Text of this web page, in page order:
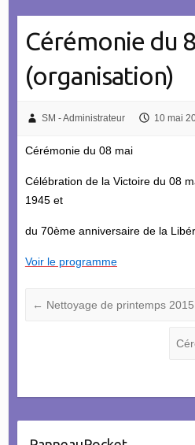
Cérémonie du
(organisation)
SM - Administrateur 10 mai
Cérémonie du 08 mai
Célébration de la Victoire du 08
1945 et
du 70ème anniversaire de la
Voir le programme
← Nettoyage de printemps 2015